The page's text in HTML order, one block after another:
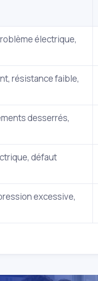
électrique,
résistance faible,
desserrés,
défaut
excessive,